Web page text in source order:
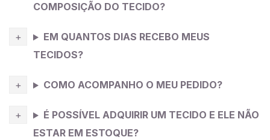
COMPOSIÇÃO DO TECIDO?
EM QUANTOS DIAS RECEBO MEUS
TECIDOS?
COMO ACOMPANHO O MEU PEDIDO?
É POSSÍVEL ADQUIRIR UM TECIDO E ELE NÃO
ESTAR EM ESTOQUE?